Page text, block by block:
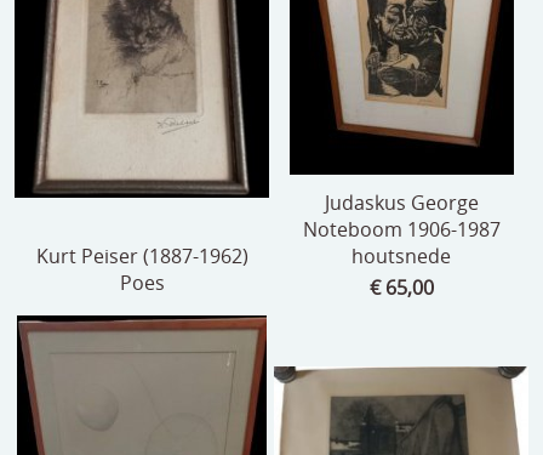
Kurt Peiser (1887-1962)
Poes
Judaskus George
Noteboom 1906-1987
houtsnede
€ 65,00